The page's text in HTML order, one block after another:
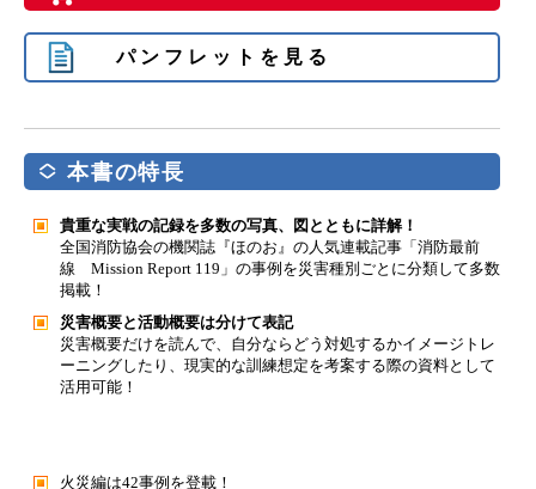
パンフレットを見る
本書の特長
貴重な実戦の記録を多数の写真、図とともに詳解！
全国消防協会の機関誌『ほのお』の人気連載記事「消防最前
線 Mission Report 119」の事例を災害種別ごとに分類して多数
掲載！
災害概要と活動概要は分けて表記
災害概要だけを読んで、自分ならどう対処するかイメージトレ
ーニングしたり、現実的な訓練想定を考案する際の資料として
活用可能！
火災編は42事例を登載！